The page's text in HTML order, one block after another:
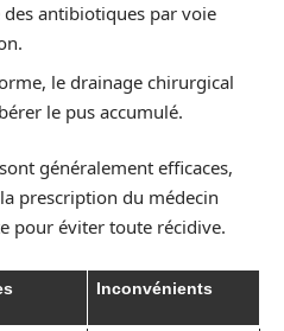
antibiotiques par voie
le drainage chirurgical
le pus accumulé.
généralement efficaces,
prescription du médecin
pour éviter toute récidive.
Inconvénients